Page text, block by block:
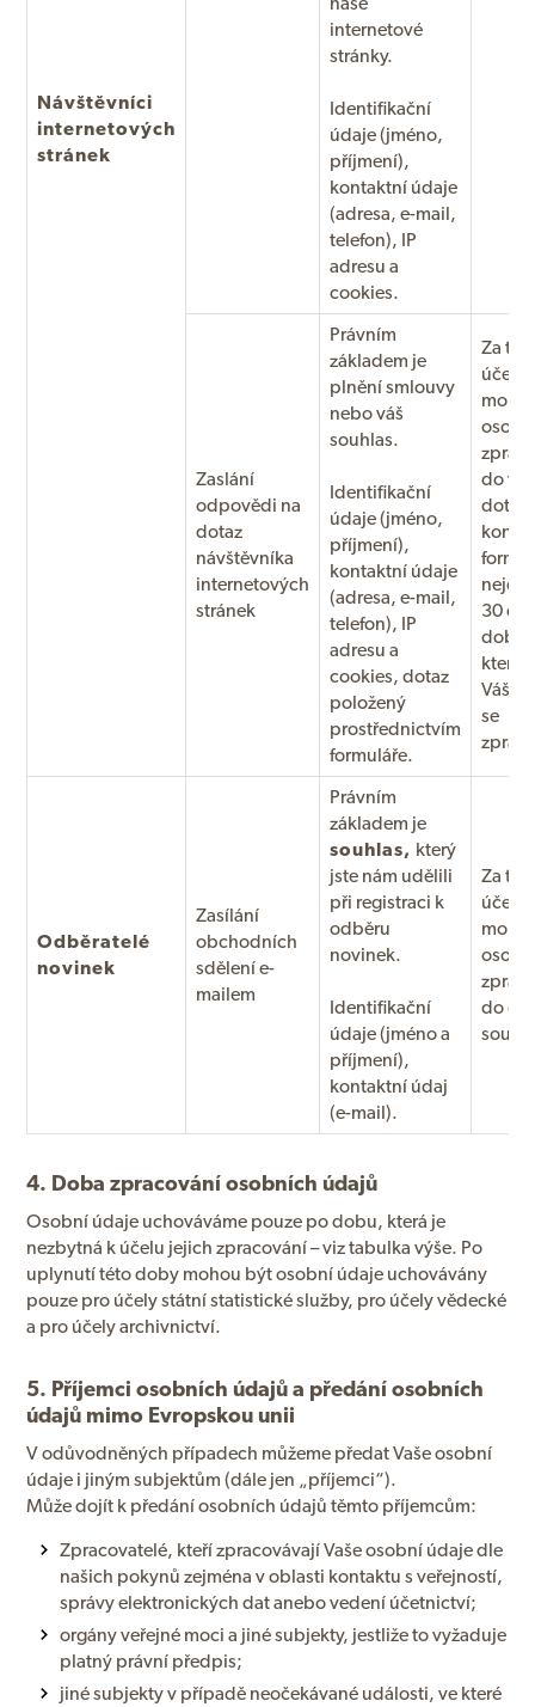
Návštěvníci
internetových
stránek
internetové
stránky.
Identifikační
údaje (jméno,
příjmení),
kontaktní údaje
(adresa, e-mail,
telefon), IP
adresu a
cookies.
Zaslání
odpovědi na
dotaz
návštěvníka
internetových
stránek
Právním
základem je
plnění smlouvy
nebo váš
souhlas.
Identifikační
údaje (jméno,
příjmení),
kontaktní údaje
(adresa, e-mail,
telefon), IP
adresu a
cookies, dotaz
položený
prostřednictvím
formuláře.
Za
do
30
doba,
Váš
se
Odběratelé
novinek
Zasílání
obchodních
sdělení e-
mailem
Právním
základem je
souhlas, který
jste nám udělili
při registraci k
odběru
novinek.
Identifikační
údaje (jméno a
příjmení),
kontaktní údaj
(e-mail).
Za
do
4. Doba zpracování osobních údajů
Osobní údaje uchováváme pouze po dobu, která je
nezbytná k účelu jejich zpracování – viz tabulka výše. Po
uplynutí této doby mohou být osobní údaje uchovávány
pouze pro účely státní statistické služby, pro účely vědecké
a pro účely archivnictví.
5. Příjemci osobních údajů a předání osobních
údajů mimo Evropskou unii
V odůvodněných případech můžeme předat Vaše osobní
údaje i jiným subjektům (dále jen „příjemci“).
Může dojít k předání osobních údajů těmto příjemcům:
Zpracovatelé, kteří zpracovávají Vaše osobní údaje dle
našich pokynů zejména v oblasti kontaktu s veřejností,
správy elektronických dat anebo vedení účetnictví;
orgány veřejné moci a jiné subjekty, jestliže to vyžaduje
platný právní předpis;
jiné subjekty v případě neočekávané události, ve které